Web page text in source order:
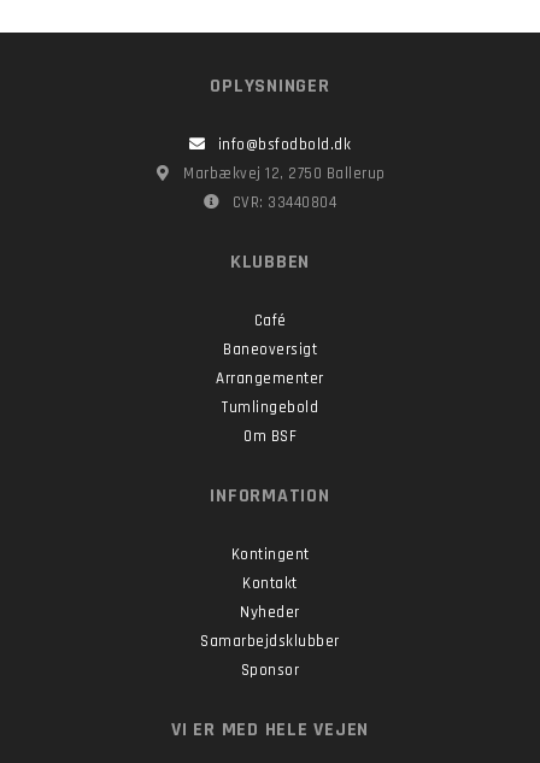
OPLYSNINGER
info@bsfodbold.dk
Marbækvej 12, 2750 Ballerup
CVR: 33440804
KLUBBEN
Café
Baneoversigt
Arrangementer
Tumlingebold
Om BSF
INFORMATION
Kontingent
Kontakt
Nyheder
Samarbejdsklubber
Sponsor
VI ER MED HELE VEJEN